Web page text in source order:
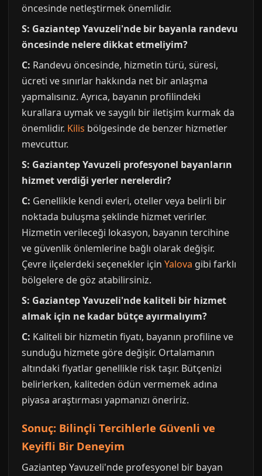
öncesinde netleştirmek önemlidir.
S: Gaziantep Yavuzeli'nde bir bayanla randevu
öncesinde nelere dikkat etmeliyim?
C: Randevu öncesinde, hizmetin türü, süresi,
ücreti ve sınırlar hakkında net bir anlaşma
yapmalısınız. Ayrıca, bayanın profilindeki
kurallara uymak ve saygılı bir iletişim kurmak da
önemlidir. Kilis bölgesinde de benzer hizmetler
mevcuttur.
S: Gaziantep Yavuzeli profesyonel bayanların
hizmet verdiği yerler nerelerdir?
C: Genellikle kendi evleri, oteller veya belirli bir
noktada buluşma şeklinde hizmet verirler.
Hizmetin verileceği lokasyon, bayanın tercihine
ve güvenlik önlemlerine bağlı olarak değişir.
Çevre ilçelerdeki seçenekler için Yalova gibi farklı
bölgelere de göz atabilirsiniz.
S: Gaziantep Yavuzeli'nde kaliteli bir hizmet
almak için ne kadar bütçe ayırmalıyım?
C: Kaliteli bir hizmetin fiyatı, bayanın profiline ve
sunduğu hizmete göre değişir. Ortalamanın
altındaki fiyatlar genellikle risk taşır. Bütçenizi
belirlerken, kaliteden ödün vermemek adına
piyasa araştırması yapmanızı öneririz.
Sonuç: Bilinçli Tercihlerle Güvenli ve
Keyifli Bir Deneyim
Gaziantep Yavuzeli'nde profesyonel bir bayan